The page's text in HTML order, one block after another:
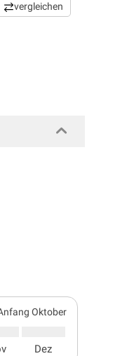
vergleichen
Oktober
Dez